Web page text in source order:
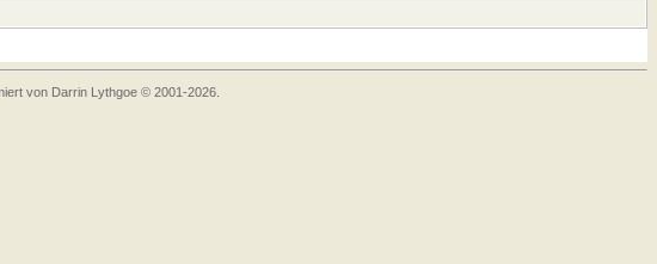
von Darrin Lythgoe © 2001-2026.